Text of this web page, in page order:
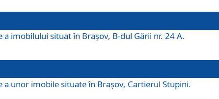
imobilului situat în Brașov, B-dul Gării nr. 24 A.
a unor imobile situate în Braşov, Cartierul Stupini.